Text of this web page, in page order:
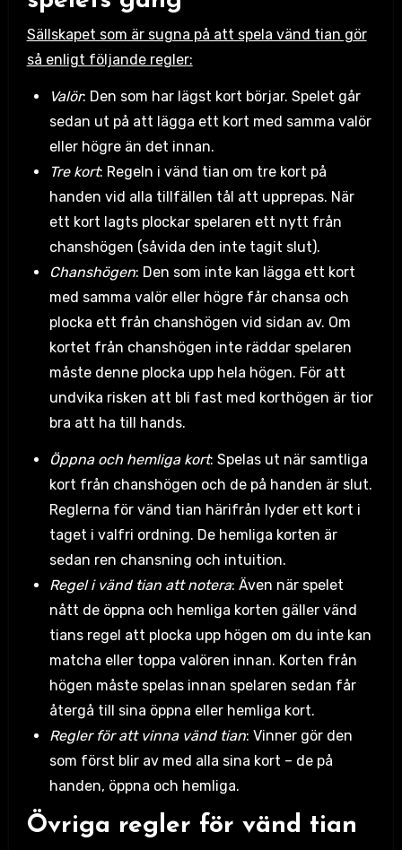
Sällskapet som är sugna på att spela vänd tian gör
så enligt följande regler:
Valör: Den som har lägst kort börjar. Spelet går
sedan ut på att lägga ett kort med samma valör
eller högre än det innan.
Tre kort: Regeln i vänd tian om tre kort på
handen vid alla tillfällen tål att upprepas. När
ett kort lagts plockar spelaren ett nytt från
chanshögen (såvida den inte tagit slut).
Chanshögen: Den som inte kan lägga ett kort
med samma valör eller högre får chansa och
plocka ett från chanshögen vid sidan av. Om
kortet från chanshögen inte räddar spelaren
måste denne plocka upp hela högen. För att
undvika risken att bli fast med korthögen är tior
bra att ha till hands.
Öppna och hemliga kort: Spelas ut när samtliga
kort från chanshögen och de på handen är slut.
Reglerna för vänd tian härifrån lyder ett kort i
taget i valfri ordning. De hemliga korten är
sedan ren chansning och intuition.
Regel i vänd tian att notera: Även när spelet
nått de öppna och hemliga korten gäller vänd
tians regel att plocka upp högen om du inte kan
matcha eller toppa valören innan. Korten från
högen måste spelas innan spelaren sedan får
återgå till sina öppna eller hemliga kort.
Regler för att vinna vänd tian: Vinner gör den
som först blir av med alla sina kort – de på
handen, öppna och hemliga.
Övriga regler för vänd tian